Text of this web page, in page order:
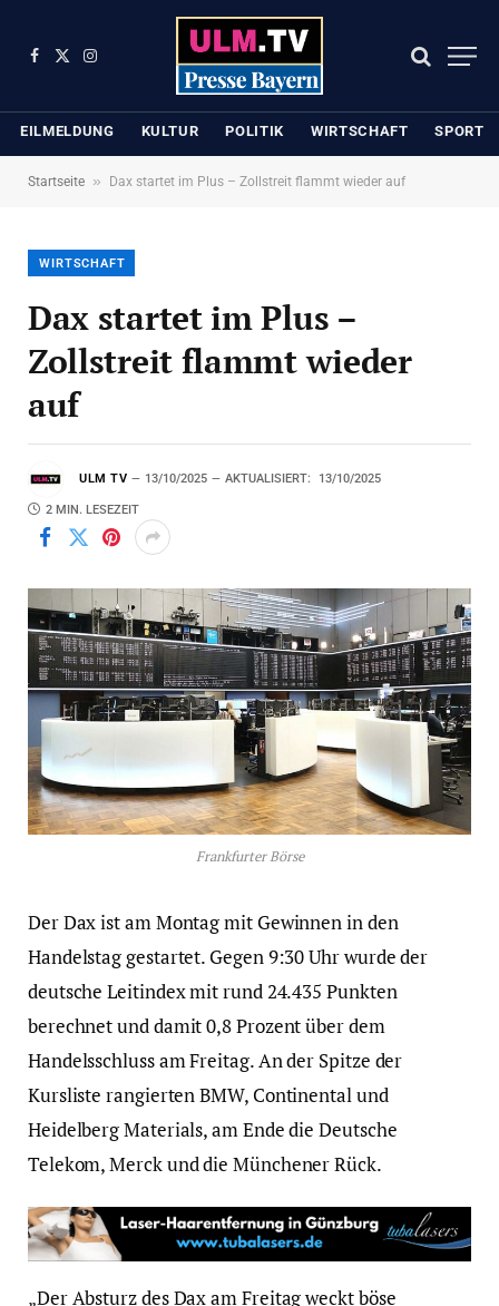
Facebook
X
Instagram
EILMELDUNG KULTUR POLITIK WIRTSCHAFT SPORT
Startseite » Dax startet im Plus – Zollstreit flammt wieder auf
WIRTSCHAFT
Dax startet im Plus –
Zollstreit flammt wieder
auf
ULM TV 13/10/2025 AKTUALISIERT: 13/10/2025
2 MIN. LESEZEIT
Frankfurter Börse
Der Dax ist am Montag mit Gewinnen in den
Handelstag gestartet. Gegen 9:30 Uhr wurde der
deutsche Leitindex mit rund 24.435 Punkten
berechnet und damit 0,8 Prozent über dem
Handelsschluss am Freitag. An der Spitze der
Kursliste rangierten BMW, Continental und
Heidelberg Materials, am Ende die Deutsche
Telekom, Merck und die Münchener Rück.
„Der Absturz des Dax am Freitag weckt böse